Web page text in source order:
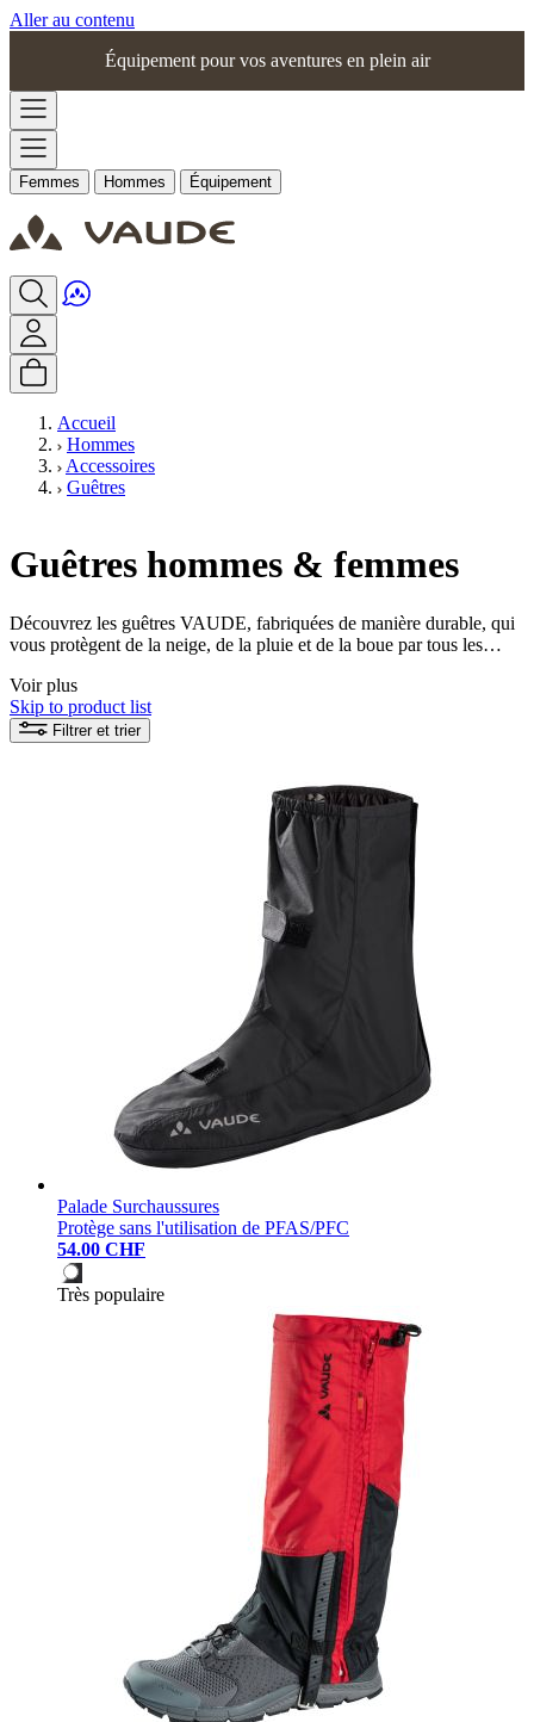
Aller au contenu
Équipement pour vos aventures en plein air
Femmes Hommes Équipement
Accueil
Hommes
Accessoires
Guêtres
Guêtres hommes & femmes
Découvrez les guêtres VAUDE, fabriquées de manière durable, qui
vous protègent de la neige, de la pluie et de la boue par tous les
vos aventures en plein air les pieds au sec.
Voir plus
Skip to product list
Filtrer et trier
Palade Surchaussures
Protège sans l'utilisation de PFAS/PFC
54.00 CHF
Très populaire